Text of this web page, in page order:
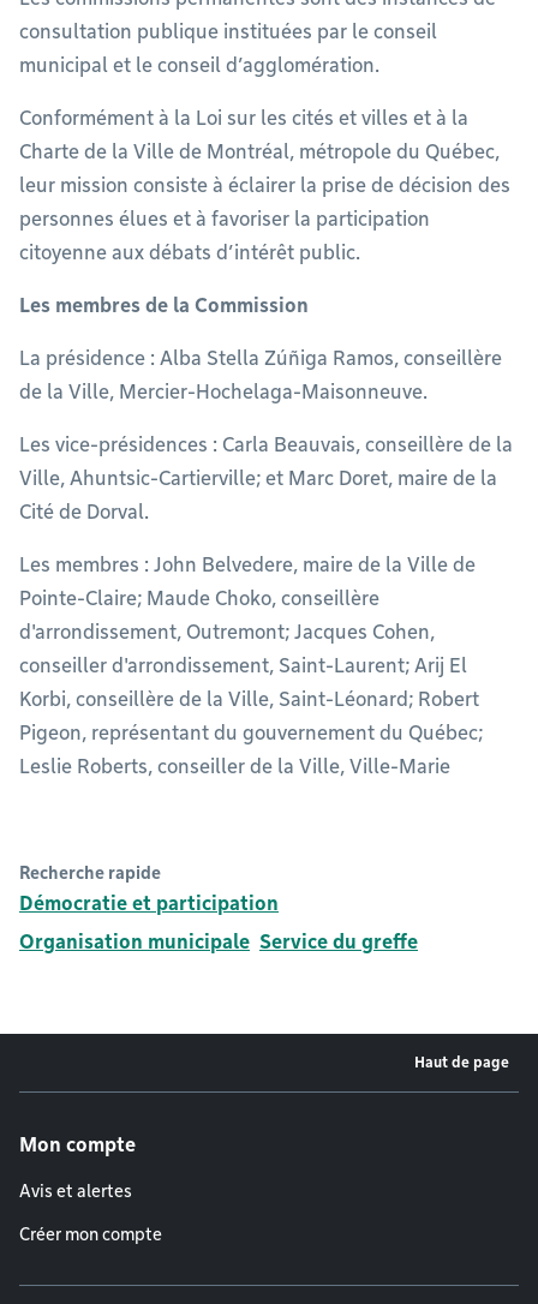
consultation publique instituées par le conseil
municipal et le conseil d’agglomération.
Conformément à la Loi sur les cités et villes et à la
Charte de la Ville de Montréal, métropole du Québec,
leur mission consiste à éclairer la prise de décision des
personnes élues et à favoriser la participation
citoyenne aux débats d’intérêt public.
Les membres de la Commission
La présidence : Alba Stella Zúñiga Ramos, conseillère
de la Ville, Mercier-Hochelaga-Maisonneuve.
Les vice-présidences : Carla Beauvais, conseillère de la
Ville, Ahuntsic-Cartierville; et Marc Doret, maire de la
Cité de Dorval.
Les membres : John Belvedere, maire de la Ville de
Pointe-Claire; Maude Choko, conseillère
d'arrondissement, Outremont; Jacques Cohen,
conseiller d'arrondissement, Saint-Laurent; Arij El
Korbi, conseillère de la Ville, Saint-Léonard; Robert
Pigeon, représentant du gouvernement du Québec;
Leslie Roberts, conseiller de la Ville, Ville-Marie
Recherche rapide
Démocratie et participation
Organisation municipale Service du greffe
Haut de page
Mon compte
Avis et alertes
Créer mon compte